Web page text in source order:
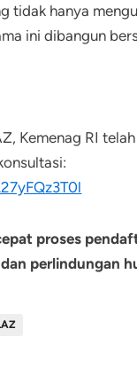
tidak hanya
ini dibangun
Kemenag RI
proses
perlindungan